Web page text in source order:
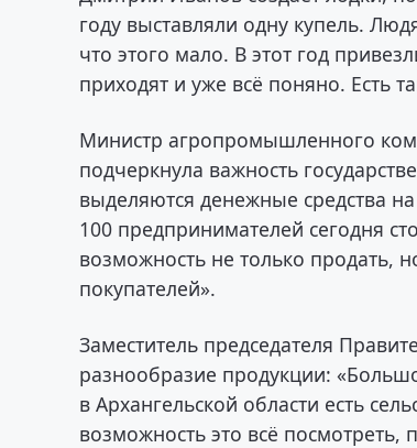
году выставляли одну купель.
что этого мало. В этот год
приходят и уже всё поняно. Есть
Министр агропромышленного
подчеркнула важность
выделяются денежные средства
100 предпринимателей сегодня
возможность не только продать,
покупателей».
Заместитель председателя
разнообразие продукции:
в Архангельской области есть
возможность это всё посмотреть,